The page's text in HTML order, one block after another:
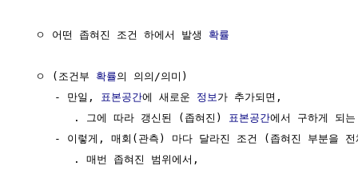
  ㅇ 어떤 좁혀진 조건 하에서 발생
확률
  ㅇ (조건부
확률의 의의/의미)
     - 만일,
표본공간에 새로운 정보 가 추가되면,
        . 그에 따라 갱신된 (좁혀진)
표본공간에서 구하게 되
- 이렇게, 매회(관측) 마다 달라진 조건 (좁혀진 부분을
        . 매번 좁혀진 범위에서,